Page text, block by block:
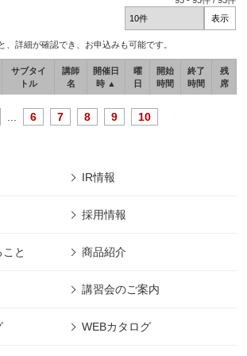
、詳細が確認でき、お申込みも可能です。
サブタイ
トル
講師
名
開催日
時 ▲
曜
日
開始
時間
終了
時間
残
席
6 7 8 9 10
IR情報
採用情報
と 商品紹介
講習会のご案内
WEBカタログ